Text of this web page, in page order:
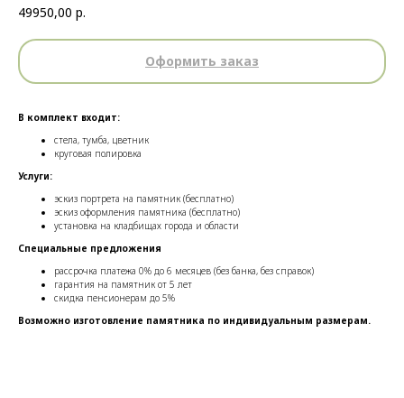
49950,00 р.
Оформить заказ
В комплект входит:
стела, тумба, цветник
круговая полировка
Услуги:
эскиз портрета на памятник (бесплатно)
эскиз оформления памятника (бесплатно)
установка на кладбищах города и области
Специальные предложения
рассрочка платежа 0% до 6 месяцев (без банка, без справок)
гарантия на памятник от 5 лет
скидка пенсионерам до 5%
Возможно изготовление памятника по индивидуальным размерам.